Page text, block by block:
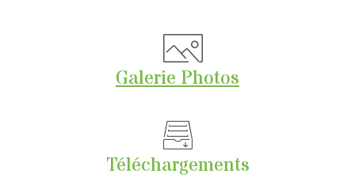
Galerie Photos
Téléchargements